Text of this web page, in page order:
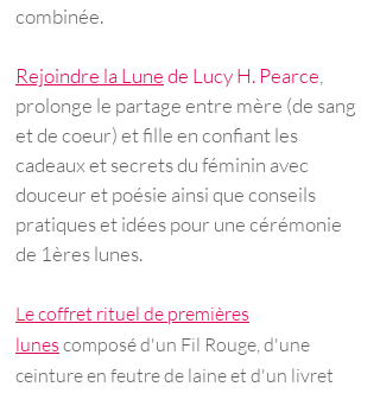
combinée.
Rejoindre la Lunede Lucy H. Pearce
prolonge le partage entre mère (de sang
et de coeur) et fille en confiant les
cadeaux et secrets du féminin avec
douceur et poésie ainsi que conseils
pratiques et idées pour une cérémonie
de 1ères lunes.
Le coffret rituel de premières
lunes composé d'un Fil Rouge, d'une
ceinture en feutre de laine et d'un livret